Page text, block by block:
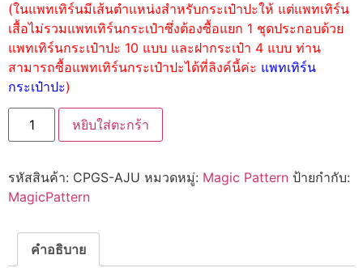
(ในแพทเทิร์นมีเส้นตำแหน่งสำหรับกระเป๋าปะให้ แต่แพทเทิร์น
เสื้อไม่รวมแพทเทิร์นกระเป๋าซึ่งต้องซื้อแยก 1 ชุดประกอบด้วย
แพทเทิร์นกระเป๋าปะ 10 แบบ และฝากระเป๋า 4 แบบ ท่าน
สามารถซื้อแพทเทิร์นกระเป๋าปะได้ที่ลิงค์นี้ค่ะ แพทเทิร์น
กระเป๋าปะ)
หยิบใส่ตะกร้า
รหัสสินค้า: CPGS-AJU หมวดหมู่: Magic Pattern ป้ายกำกับ:
MagicPattern
คำอธิบาย